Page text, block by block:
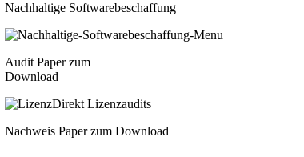
Nachhaltige Softwarebeschaffung
Audit Paper zum
Download
Nachweis Paper zum Download